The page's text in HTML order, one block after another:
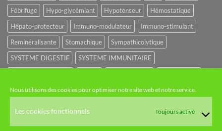
Nous utilisons des cookies pour optimiser notre site web et notre service.
Les cookies fonctionnels Toujours activé
Fébrifuge
Hypo-glycémiant Hypotenseur
Hémostatique
Hépato-protecteur
Immuno-modulateur
Immuno-stimulant
Reminéralisante
Stomachique
Sympathicolytique
SYSTEME DIGESTIF
SYSTEME IMMUNITAIRE
NOS CATÉGORIES